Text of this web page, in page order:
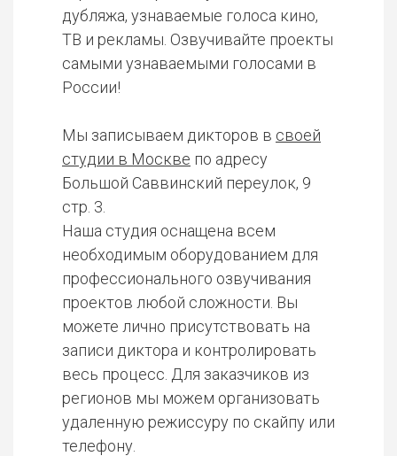
дубляжа, узнаваемые голоса кино,
ТВ и рекламы. Озвучивайте проекты
самыми узнаваемыми голосами в
России!
Мы записываем дикторов в своей
студии в Москве по адресу
Большой Саввинский переулок, 9
стр. 3.
Наша студия оснащена всем
необходимым оборудованием для
профессионального озвучивания
проектов любой сложности. Вы
можете лично присутствовать на
записи диктора и контролировать
весь процесс. Для заказчиков из
регионов мы можем организовать
удаленную режиссуру по скайпу или
телефону.